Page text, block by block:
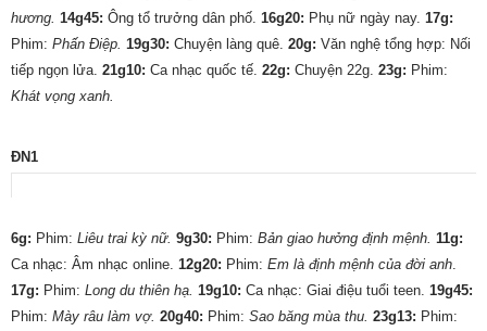
hương. 14g45: Ông tổ trưởng dân phố. 16g20: Phụ nữ ngày nay. 17g:
Phim: Phấn Ðiệp. 19g30: Chuyện làng quê. 20g: Văn nghệ tổng hợp: Nối
tiếp ngọn lửa. 21g10: Ca nhạc quốc tế. 22g: Chuyện 22g. 23g: Phim:
Khát vọng xanh.
ĐN1
6g: Phim: Liêu trai kỳ nữ. 9g30: Phim: Bản giao hưởng định mệnh. 11g:
Ca nhạc: Âm nhạc online. 12g20: Phim: Em là định mệnh của đời anh
17g: Phim: Long du thiên hạ. 19g10: Ca nhạc: Giai điệu tuổi teen. 19g45:
Phim: Mày râu làm vợ. 20g40: Phim: Sao băng mùa thu. 23g13: Phim: